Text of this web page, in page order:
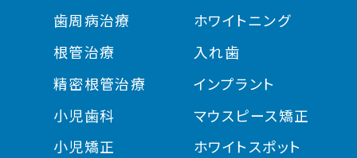
歯周病治療
根管治療
精密根管治療
小児歯科
小児矯正
ホワイトニング
入れ歯
インプラント
マウスピース矯正
ホワイトスポット